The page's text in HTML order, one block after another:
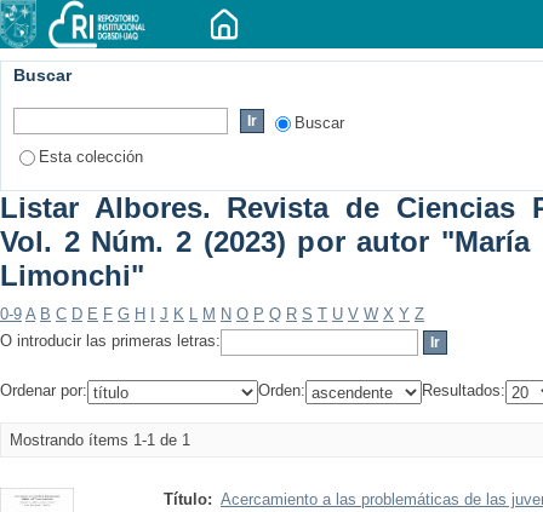
Buscar
Buscar
Esta colección
Listar Albores. Revista de Ciencias
Vol. 2 Núm. 2 (2023) por autor "María
Limonchi"
0-9 A B C D E F G H J K L M N O P Q R S T U V W X Y Z
O introducir las primeras letras:
Ordenar por: Orden: Resultados:
Mostrando ítems 1-1 de 1
Título: Acercamiento a las problemáticas de las